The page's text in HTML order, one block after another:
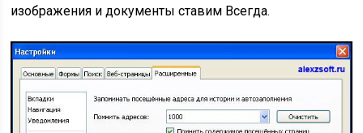
изображения и документы ставим Всегда.